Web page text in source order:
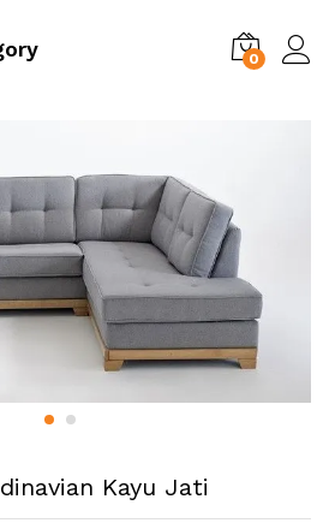
0
Kayu Jati